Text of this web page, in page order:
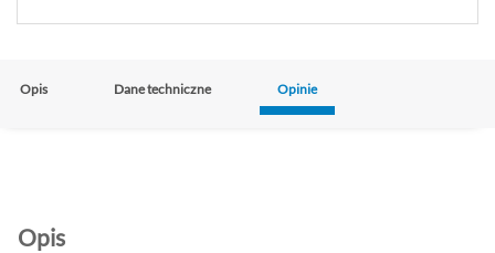
Opis Dane techniczne Opinie
Opis